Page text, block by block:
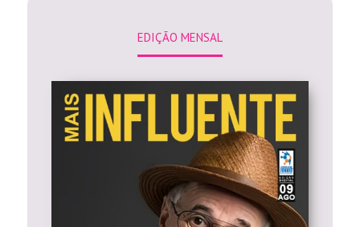
EDIÇÃO MENSAL